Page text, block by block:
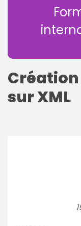
Création
sur XML